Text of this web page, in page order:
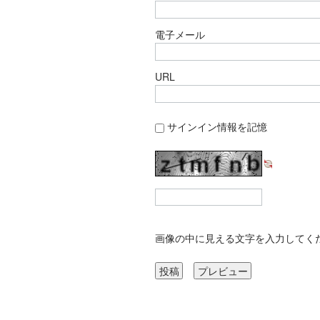
電子メール
URL
サインイン情報を記憶
画像の中に見える文字を入力してく